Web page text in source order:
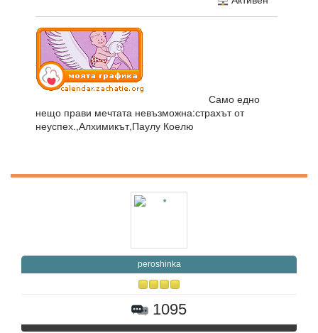
Само едно
нещо прави мечтата невъзможна:страхът от
неуспех.,Алхимикът,Паулу Коелю
peroshinka
1095